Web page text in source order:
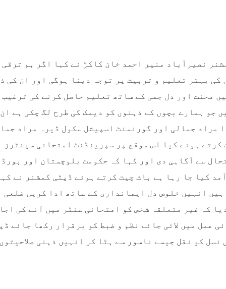
نصیرآباد منیر احمد خان کاکڑ نے کہا اگر ہم
کی بہتر تعلیم و تربیت پر توجہ دینا ہوگی اور ان کی
محنت اور دل جمی کے ساتھ تعلیم حاصل کرنے کی
جو ہمارے بچوں کے ذہنوں کو دیمک کی طرح لگ چکی ہے
مراد جمالی اور گورنمنٹ اسپیشل سکول ڈیرہ مراد
کرتے ہوئے کیا اس موقع پر سپرینڈنٹ امتحانی
سے آگاہی دی اور کہا کہ حکومت بلوچستان اور
کیا جا رہا ہے بات چیت کرتے ہوئے ڈپٹی کمشنر نے
انہیں خلوص دل ایمانداری کے ساتھ ادا کریں
کہ غیر متعلقہ شخص کو امتحانی سنٹر میں آنے کی
عمل میں لائی جائے نظم و ضبط کو برقرار رکھا جائے
نسل کو نقل جیسے ناسور سے ہٹا کر انہیں ذہنی